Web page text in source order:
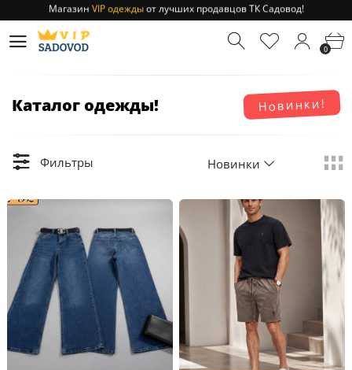
Отправление заказа 1-3 дняпо РФ и МСК!
Магазин
от лучших продавцов ТК Садовод!
0
Новинки!
Каталог одежды!
Фильтры Новинки